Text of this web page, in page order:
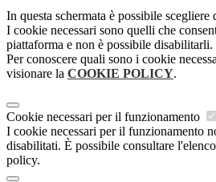
In questa schermata è possibile
I cookie necessari sono quelli che
piattaforma e non è possibile disabilitarli.
Per conoscere quali sono i cookie
visionare la COOKIE POLICY.
Cookie necessari per il funzionamento
I cookie necessari per il funzionamento
disabilitati. È possibile consultare
policy.